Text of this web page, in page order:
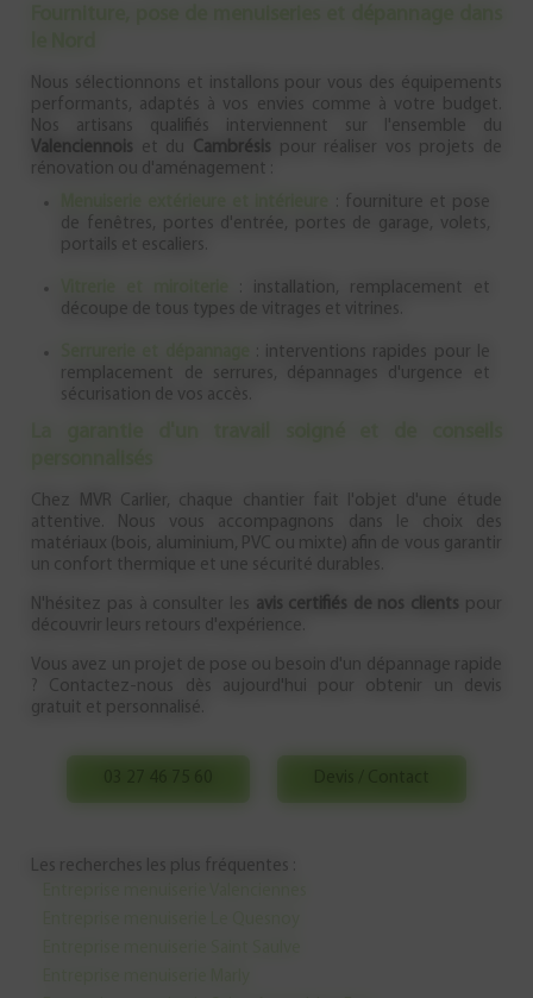
Nous sélectionnons et installons pour vous des équipements
performants, adaptés à vos envies comme à votre budget.
Nos artisans qualifiés interviennent sur l'ensemble du
Valenciennois
et du Cambrésis pour réaliser vos projets de
rénovation ou d'aménagement :
: fourniture et pose
de fenêtres, portes d'entrée, portes de garage, volets,
portails et escaliers.
: installation, remplacement et
découpe de tous types de vitrages et vitrines.
: interventions rapides pour le
remplacement de serrures, dépannages d'urgence et
sécurisation de vos accès.
Chez MVR Carlier, chaque chantier fait l'objet d'une étude
attentive. Nous vous accompagnons dans le choix des
matériaux (bois, aluminium, PVC ou mixte) afin de vous garantir
un confort thermique et une sécurité durables.
N'hésitez pas à consulter les avis certifiés de nos clients pour
découvrir leurs retours d'expérience.
Vous avez un projet de pose ou besoin d'un dépannage rapide
? Contactez-nous dès aujourd'hui pour obtenir un devis
gratuit et personnalisé.
Les recherches les plus fréquentes :